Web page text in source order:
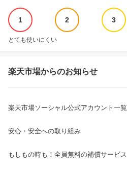
1 2 3
とても使いにくい
楽天市場からのお知らせ
楽天市場ソーシャル公式アカウント一覧
安心・安全への取り組み
もしもの時も！全員無料の補償サービス